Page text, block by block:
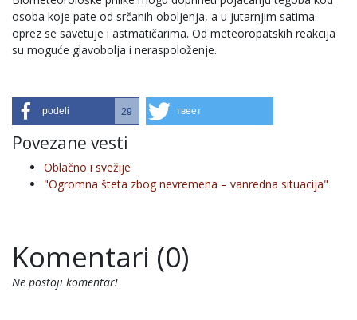
osoba koje pate od srčanih obolјenja, a u jutarnjim satima
oprez se savetuje i astmatičarima. Od meteoropatskih reakcija
su moguće glavobolјa i neraspoloženje.
podeli 29 твеет
Povezane vesti
Oblačno i svežije
"Ogromna šteta zbog nevremena – vanredna situacija"
Komentari (0)
Ne postoji komentar!